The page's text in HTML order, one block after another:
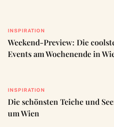
INSPIRATION
Weekend-Preview: Die
Events am Wochenende in
INSPIRATION
Die schönsten Teiche und
um Wien